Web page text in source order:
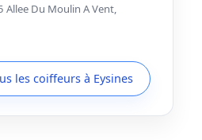
Allee Du Moulin A Vent,
les coiffeurs à Eysines